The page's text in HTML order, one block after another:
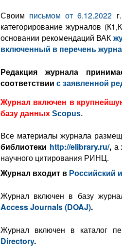
Своим письмом от 6.12.2022
категорирование журналов
основании рекомендаций ВАК
включенный в перечень
Редакция журнала
соответствии с заявленной
Журнал включен в
базу данных Scopus.
Все материалы журнала
библиотеки http://elibrary.ru/,а
научного цитирования РИНЦ.
Журнал входит в Российский
Журнал включен в базу
Access Journals (DOAJ).
Журнал включен в каталог
Directory.